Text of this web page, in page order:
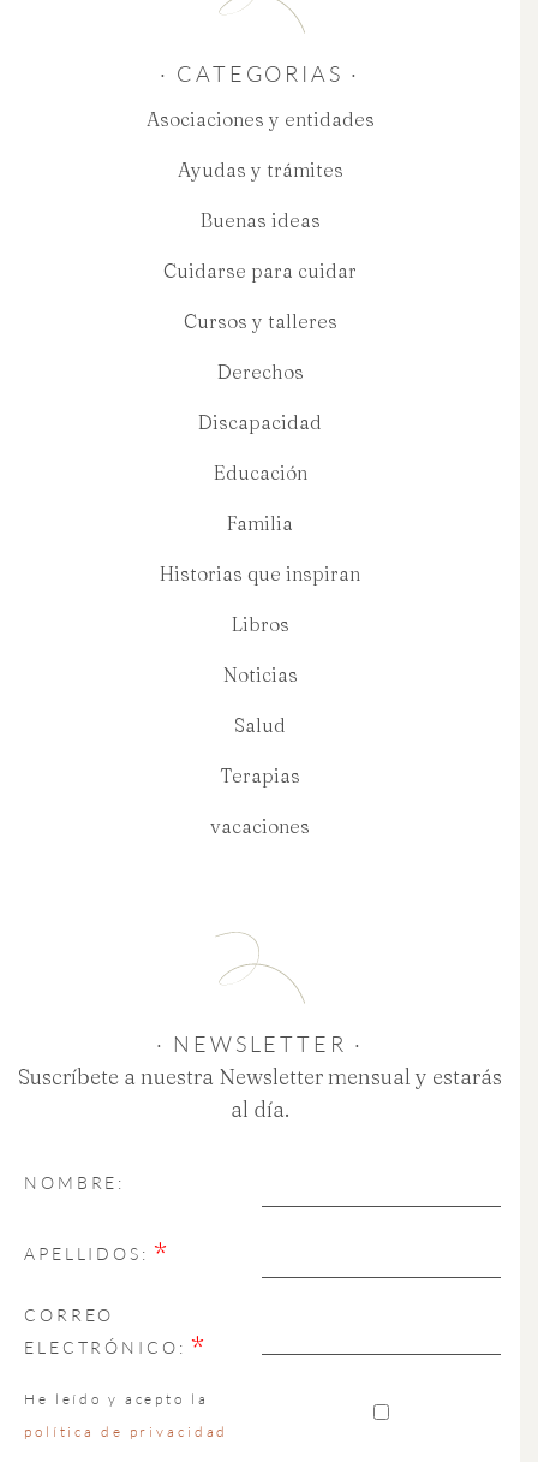
· CATEGORIAS ·
Asociaciones y entidades
Ayudas y trámites
Buenas ideas
Cuidarse para cuidar
Cursos y talleres
Derechos
Discapacidad
Educación
Familia
Historias que inspiran
Libros
Noticias
Salud
Terapias
vacaciones
· NEWSLETTER ·
Suscríbete a nuestra Newsletter mensual y estarás
al día.
NOMBRE:
APELLIDOS: *
CORREO
ELECTRÓNICO: *
He leído y acepto la
política de privacidad